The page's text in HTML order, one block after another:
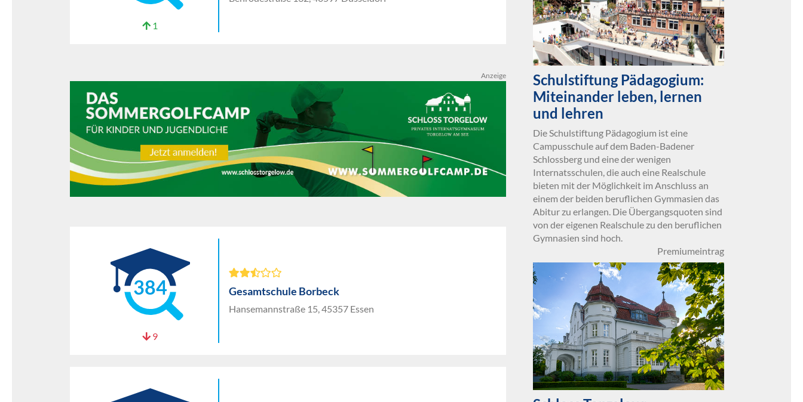
1
Anzeige
384
9
Gesamtschule Borbeck
Hansemannstraße 15, 45357 Essen
Schulstiftung Pädagogium:
Miteinander leben, lernen
und lehren
Die Schulstiftung Pädagogium ist eine
Campusschule auf dem Baden-Badener
Schlossberg und eine der wenigen
Internatsschulen, die auch eine Realschule
bieten mit der Möglichkeit im Anschluss an
einem der beiden beruflichen Gymmasien das
Abitur zu erlangen. Die Übergangsquoten sind
von der eigenen Realschule zu den beruflichen
Gymnasien sind hoch.
Premiumeintrag